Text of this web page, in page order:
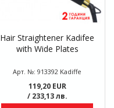
Hair Straightener Kadifee
with Wide Plates
Арт. №: 913392 Kadiffe
119,20 EUR
/ 233,13 лв.